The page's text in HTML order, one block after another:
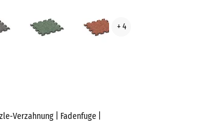
Granit
Rasen
+ 4
Verzahnung | Fadenfuge |